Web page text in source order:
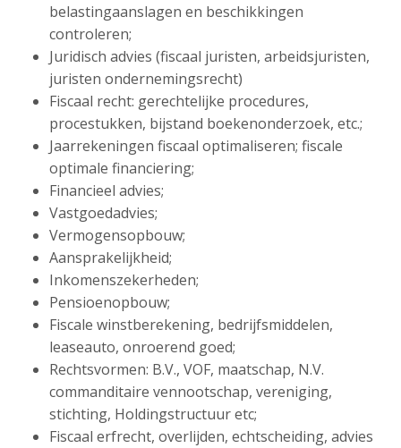
belastingaanslagen en beschikkingen
controleren;
Juridisch advies (fiscaal juristen, arbeidsjuristen,
juristen ondernemingsrecht)
Fiscaal recht: gerechtelijke procedures,
procestukken, bijstand boekenonderzoek, etc.;
Jaarrekeningen fiscaal optimaliseren; fiscale
optimale financiering;
Financieel advies;
Vastgoedadvies;
Vermogensopbouw;
Aansprakelijkheid;
Inkomenszekerheden;
Pensioenopbouw;
Fiscale winstberekening, bedrijfsmiddelen,
leaseauto, onroerend goed;
Rechtsvormen: B.V., VOF, maatschap, N.V.
commanditaire vennootschap, vereniging,
stichting, Holdingstructuur etc;
Fiscaal erfrecht, overlijden, echtscheiding, advies